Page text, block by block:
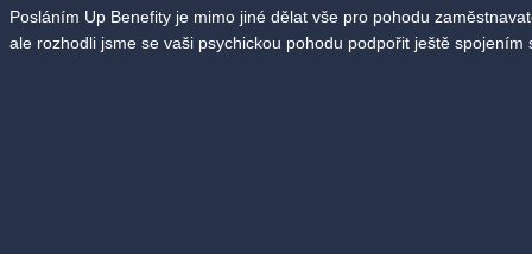
Posláním Up Benefity je mimo jiné dělat vše pro pohodu
ale rozhodli jsme se vaši psychickou pohodu podpořit ještě